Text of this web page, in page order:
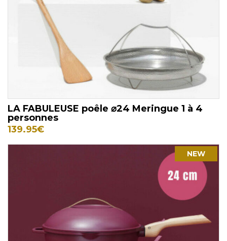
LA FABULEUSE poêle ⌀24 Meringue 1 à 4
personnes
139.95€
NEW